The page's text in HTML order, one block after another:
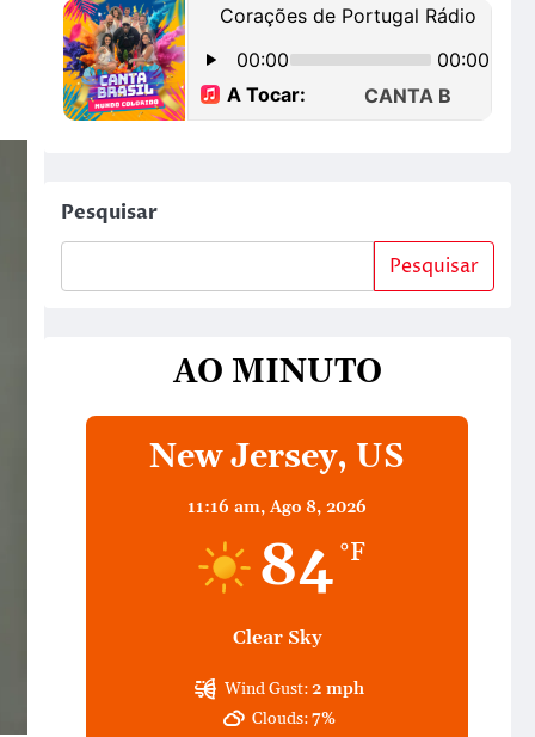
Pesquisar
Pesquisar
AO MINUTO
New Jersey, US
11:16 am,Ago 8, 2026
84 °F
Clear Sky
Wind Gust:2 mph
Clouds:7%